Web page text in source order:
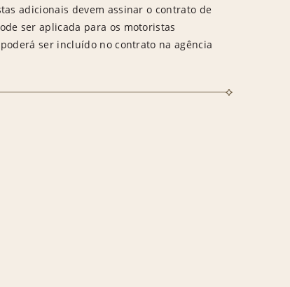
adicionais devem assinar o contrato de
ser aplicada para os motoristas
ser incluído no contrato na agência